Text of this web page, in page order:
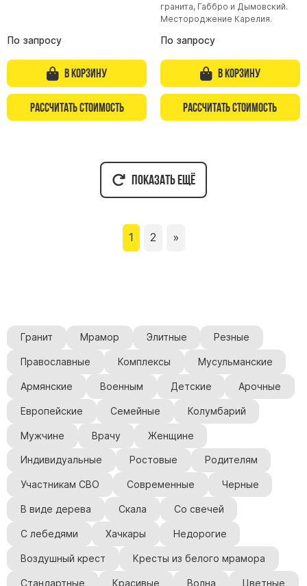
По запросу
В корзину
Рассчитать стоимость
гранита, Габбро и Дымовский.
Местороджение Карелия.
По запросу
В корзину
Рассчитать стоимость
Показать ещё
1 2 »
Гранит Мрамор Элитные Резные
Православные Комплексы Мусульманские
Армянские Военным Детские Арочные
Европейские Семейные Колумбарий
Мужчине Врачу Женщине
Индивидуальные Ростовые Родителям
Участникам СВО Современные Черные
В виде дерева Скала Со свечей
С лебедями Хачкары Недорогие
Воздушный крест Кресты из белого мрамора
Стандартные Красивые Волна Цветные